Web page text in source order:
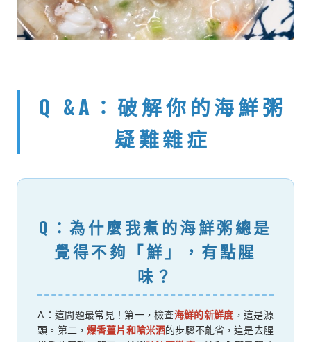
Q &A：破解你的海鮮粥
疑難雜症
Q：為什麼我煮的海鮮粥總是
覺得不夠「鮮」，有點腥
味？
A：這問題最常見！第一，檢查海鮮的新鮮度 ，這是源
頭。第二，爆香薑片和嗆米酒的步驟不能省，這是去腥